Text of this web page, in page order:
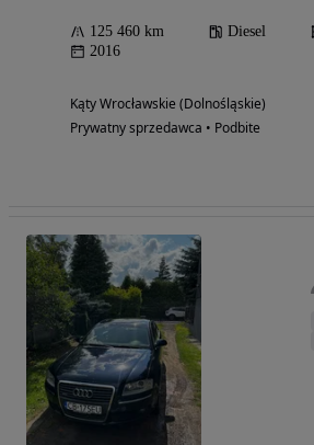
125 460 km Diesel
2016
Kąty Wrocławskie (Dolnośląskie)
Prywatny sprzedawca • Podbite